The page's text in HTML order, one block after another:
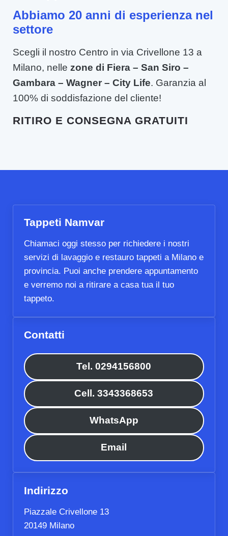
Abbiamo 20 anni di esperienza nel
settore
Scegli il nostro Centro in via Crivellone 13 a
Milano, nelle zone di Fiera – San Siro –
Gambara – Wagner – City Life. Garanzia al
100% di soddisfazione del cliente!
RITIRO E CONSEGNA GRATUITI
Tappeti Namvar
Chiamaci oggi stesso per richiedere i nostri
servizi di lavaggio e restauro tappeti a Milano e
provincia. Puoi anche prendere appuntamento
e verremo noi a ritirare a casa tua il tuo
tappeto.
Contatti
Tel. 0294156800
Cell. 3343368653
WhatsApp
Email
Indirizzo
Piazzale Crivellone 13
20149 Milano